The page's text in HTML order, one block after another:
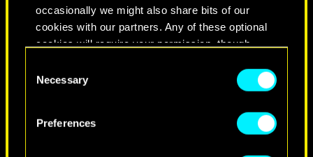
occasionally we might also share bits of our
cookies with our partners. Any of these optional
cookies will require your permission, though.
You’ll find all the details regarding our use of
cookies and tweak your preferences regarding
Selection
Necessary
Preferences
NEVER FADE AWAY